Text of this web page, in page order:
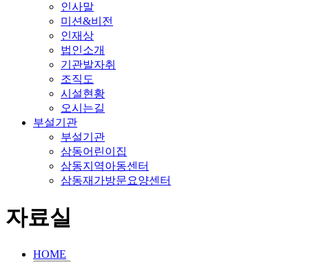
인사말
미션&비전
인재상
법인소개
기관발자취
조직도
시설현황
오시는길
부설기관
부설기관
삼동어린이집
삼동지역아동센터
삼동재가방문요양센터
자료실
HOME